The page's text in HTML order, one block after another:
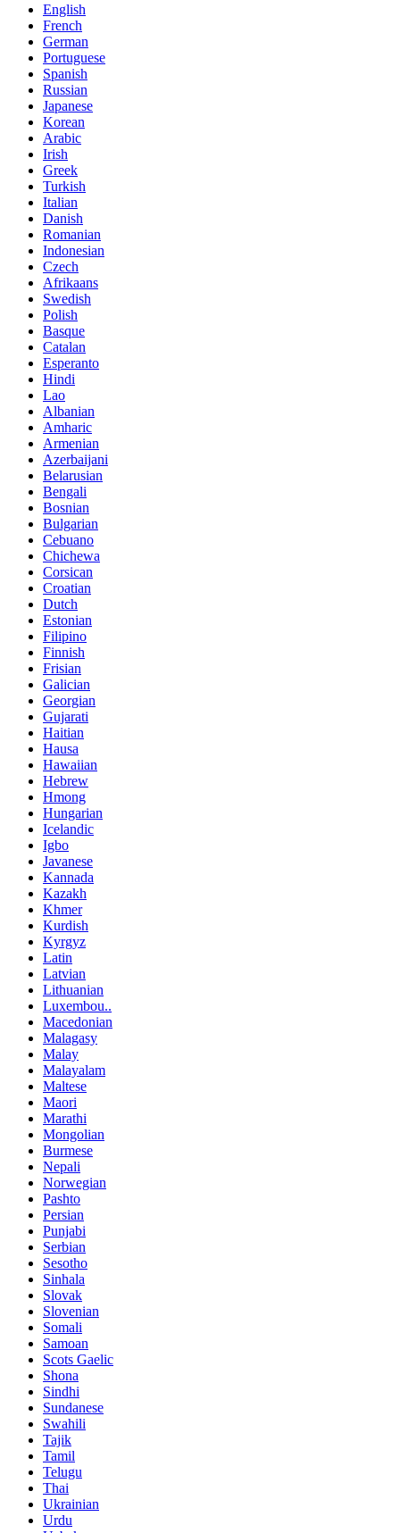
English
French
German
Portuguese
Spanish
Russian
Japanese
Korean
Arabic
Irish
Greek
Turkish
Italian
Danish
Romanian
Indonesian
Czech
Afrikaans
Swedish
Polish
Basque
Catalan
Esperanto
Hindi
Lao
Albanian
Amharic
Armenian
Azerbaijani
Belarusian
Bengali
Bosnian
Bulgarian
Cebuano
Chichewa
Corsican
Croatian
Dutch
Estonian
Filipino
Finnish
Frisian
Galician
Georgian
Gujarati
Haitian
Hausa
Hawaiian
Hebrew
Hmong
Hungarian
Icelandic
Igbo
Javanese
Kannada
Kazakh
Khmer
Kurdish
Kyrgyz
Latin
Latvian
Lithuanian
Luxembou..
Macedonian
Malagasy
Malay
Malayalam
Maltese
Maori
Marathi
Mongolian
Burmese
Nepali
Norwegian
Pashto
Persian
Punjabi
Serbian
Sesotho
Sinhala
Slovak
Slovenian
Somali
Samoan
Scots Gaelic
Shona
Sindhi
Sundanese
Swahili
Tajik
Tamil
Telugu
Thai
Ukrainian
Urdu